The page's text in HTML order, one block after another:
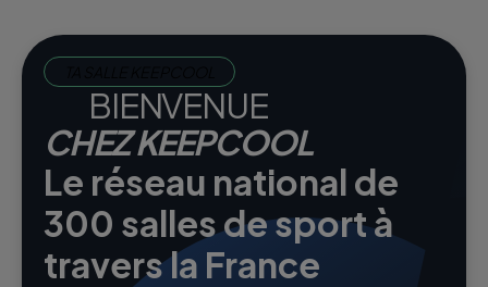
BIENVENUE
CHEZ KEEPCOOL
Le réseau national de
300 salles de sport à
travers la France